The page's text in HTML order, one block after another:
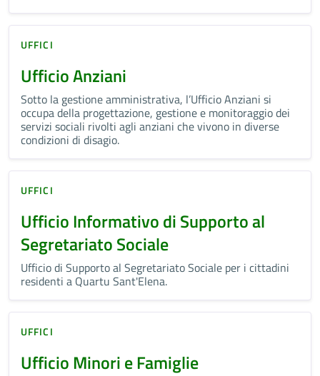
UFFICI
Ufficio Anziani
Sotto la gestione amministrativa, l’Ufficio Anziani si
occupa della progettazione, gestione e monitoraggio dei
servizi sociali rivolti agli anziani che vivono in diverse
condizioni di disagio.
UFFICI
Ufficio Informativo di Supporto al
Segretariato Sociale
Ufficio di Supporto al Segretariato Sociale per i cittadini
residenti a Quartu Sant'Elena.
UFFICI
Ufficio Minori e Famiglie